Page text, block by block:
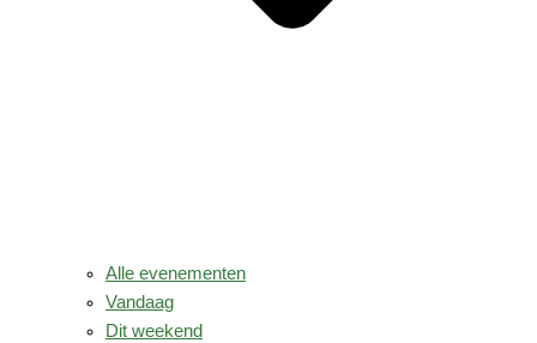
Alle evenementen
Vandaag
Dit weekend